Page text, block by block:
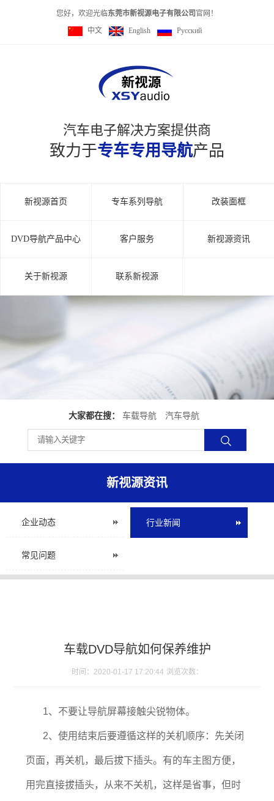
您好，欢迎光临东莞市新视源电子有限公司 官网！
中文
English Pусский
汽车电子解决方案提供商
致力于专车专用导航产品
新视源首页 专车系列导航 改装面框
DVD导航产品中心 客户服务 新视源资讯
关于新视源 联系新视源
大家都在搜： 车载导航 汽车导航
新视源资讯
企业动态 行业新闻
常见问题
车载DVD导航如何保养维护
时间：2020-01-17 17:20:44 浏览次数：
1、不要让导航屏幕接触尖锐物体。
2、使用结束后要遵循这样的关机顺序：先关闭
页面，再关机，最后拔下插头。有的车主图方便，
用完直接拔插头，从来不关机，这样是省事，但时